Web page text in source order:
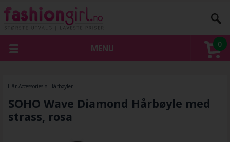
0
MENU
Hår Accessories » Hårbøyler
SOHO Wave Diamond Hårbøyle med
strass, rosa